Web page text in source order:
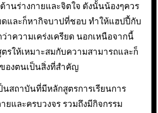
านร่างกายและจิตใจ ดังนั้นน้องๆควร
ดและก็หากิจบาปที่ชอบ ทำให้แฮปปี้กับ
าความเคร่งเครียด นอกเหนือจากนี้
รให้เหมาะสมกับความสามารถและก็
องตนเป็นสิ่งที่สำคัญ
นสถาบันที่มีหลักสูตรการเรียนการ
ยและครบวงจร รวมถึงมีกิจกรรม